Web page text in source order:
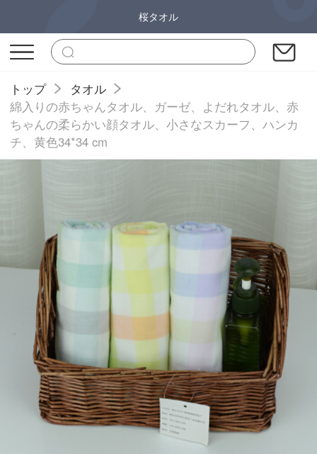
桜タオル
トップ
タオル
綿入りの赤ちゃんタオル、ガーゼ、よだれタオル、赤
ちゃんの柔らかい顔タオル、小さなスカーフ、ハンカ
チ、黄色34*34 cm